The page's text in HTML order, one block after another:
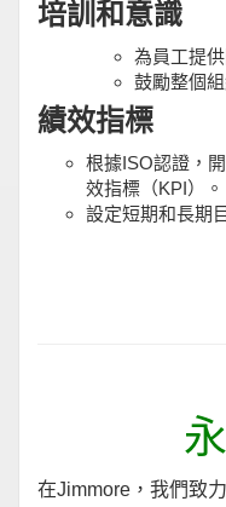
培訓和意識
為員工提
鼓勵整個
績效指標
根據ISO認證，
效指標（KPI）。
設定短期和長期
在Jimmore，我們致